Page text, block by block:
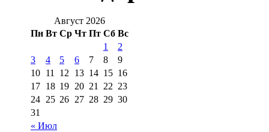
Август 2026
Пн Вт Ср Чт Пт Сб Вс
« Июл
1
2
3
4 5 6 7 8
9
10 11 12 13 14 15 16
17 18 19 20 21 22 23
24 25 26 27 28 29 30
31